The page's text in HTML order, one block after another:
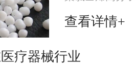
分，提升材料
查看详情+
疗器械行业